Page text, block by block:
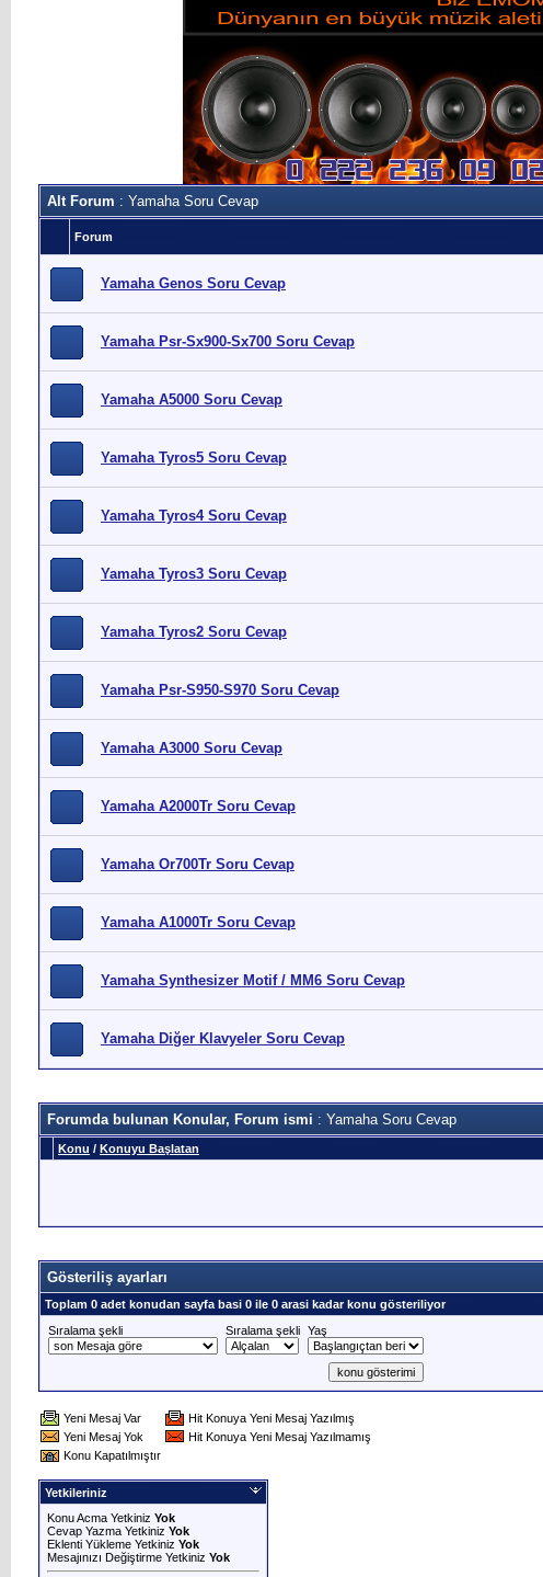
Alt Forum : Yamaha Soru Cevap
Forum
Yamaha Genos Soru Cevap
Yamaha Psr-Sx900-Sx700 Soru Cevap
Yamaha A5000 Soru Cevap
Yamaha Tyros5 Soru Cevap
Yamaha Tyros4 Soru Cevap
Yamaha Tyros3 Soru Cevap
Yamaha Tyros2 Soru Cevap
Yamaha Psr-S950-S970 Soru Cevap
Yamaha A3000 Soru Cevap
Yamaha A2000Tr Soru Cevap
Yamaha Or700Tr Soru Cevap
Yamaha A1000Tr Soru Cevap
Yamaha Synthesizer Motif / MM6 Soru Cevap
Yamaha Diğer Klavyeler Soru Cevap
Forumda bulunan Konular, Forum ismi : Yamaha Soru Cevap
Konu / Konuyu Başlatan
Gösteriliş ayarları
Toplam 0 adet konudan sayfa basi 0 ile 0 arasi kadar konu gösteriliyor
Sıralama şekli
Sıralama şekli Yaş
Yeni Mesaj Var
Hit Konuya Yeni Mesaj Yazılmış
Yeni Mesaj Yok
Hit Konuya Yeni Mesaj Yazılmamış
Konu Kapatılmıştır
Yetkileriniz
Konu Acma Yetkiniz Yok
Cevap Yazma Yetkiniz Yok
Eklenti Yükleme Yetkiniz Yok
Mesajınızı Değiştirme Yetkiniz Yok